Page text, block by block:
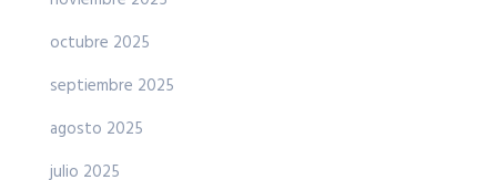
octubre 2025
septiembre 2025
agosto 2025
julio 2025